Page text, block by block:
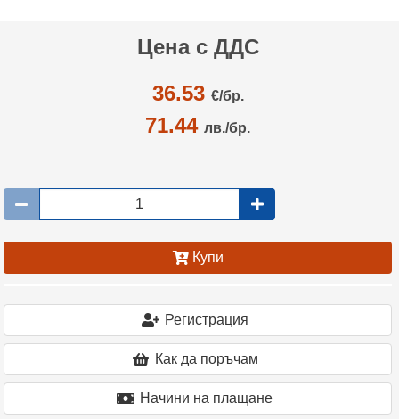
Цена с ДДС
36.53 €/бр.
71.44 лв./бр.
Купи
Регистрация
Как да поръчам
Начини на плащане